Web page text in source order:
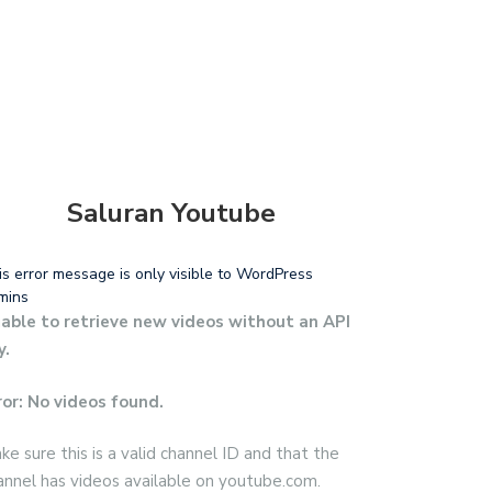
Saluran Youtube
error message is only visible to WordPress
to retrieve new videos without an API
No videos found.
sure this is a valid channel ID and that the
has videos available on youtube.com.